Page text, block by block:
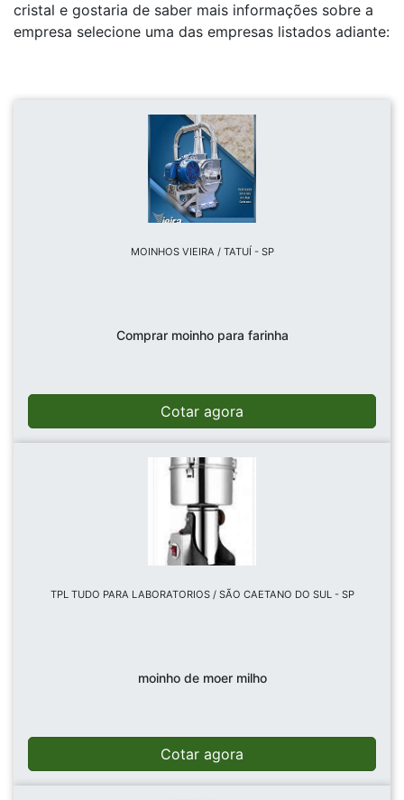
cristal e gostaria de saber mais informações sobre a
empresa selecione uma das empresas listados adiante:
MOINHOS VIEIRA / TATUÍ - SP
Comprar moinho para farinha
Cotar agora
TPL TUDO PARA LABORATORIOS / SÃO CAETANO DO SUL - SP
moinho de moer milho
Cotar agora